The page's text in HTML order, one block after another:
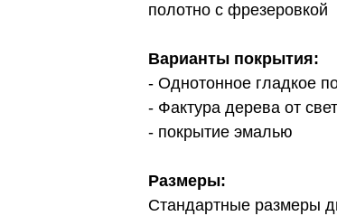
полотно с фрезеровкой
Варианты покрытия:
- Однотонное гладкое
- Фактура дерева от
- покрытие эмалью
Размеры:
Стандартные размеры